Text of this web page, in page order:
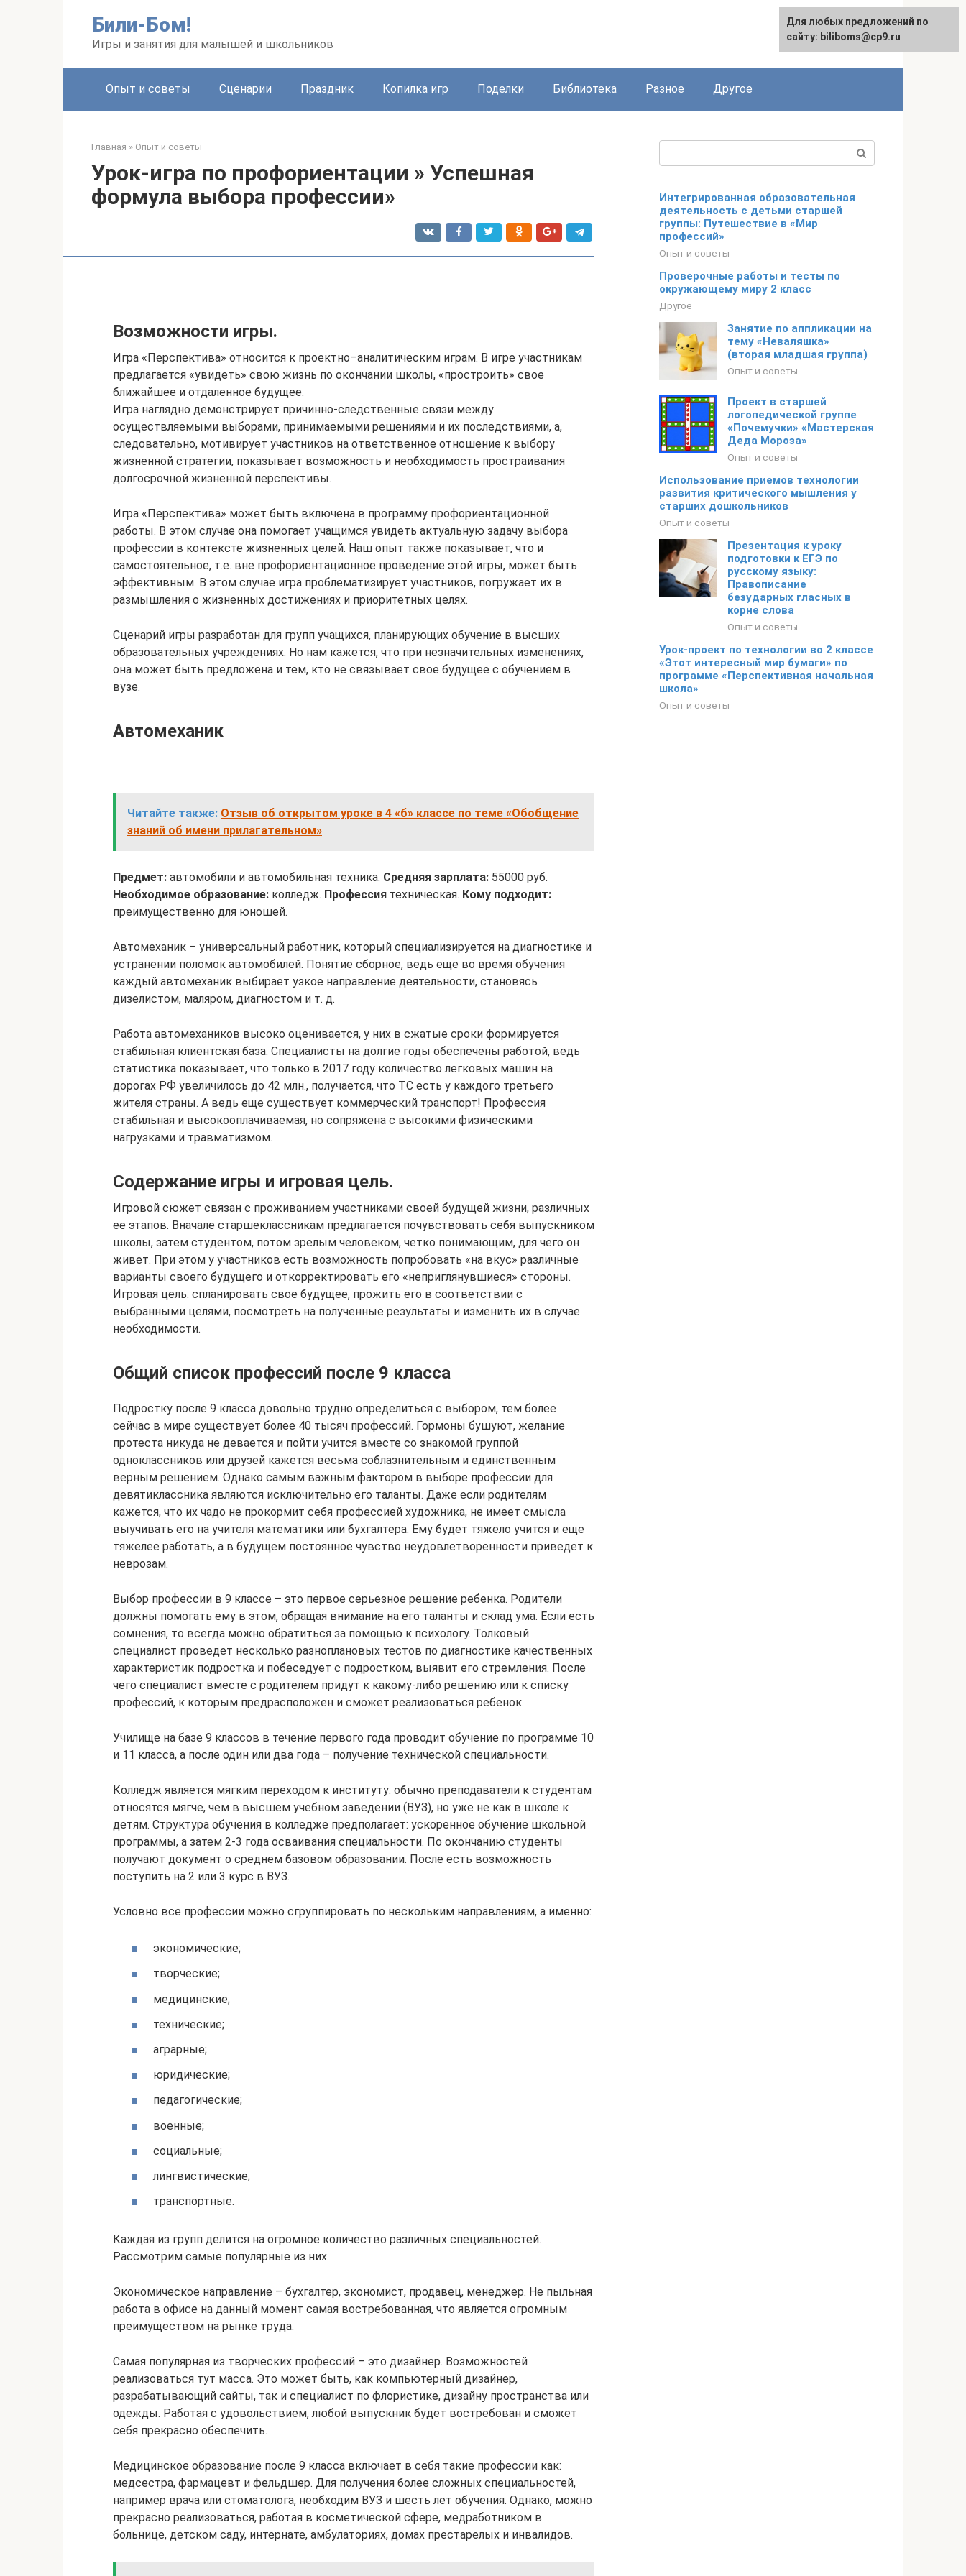
Били-Бом!
Игры и занятия для малышей и школьников
Опыт и советы Сценарии Праздник Копилка игр Поделки Библиотека Разное Другое
Главная » Опыт и советы
Урок-игра по профориентации » Успешная
формула выбора профессии»
Возможности игры.
Игра «Перспектива» относится к проектно–аналитическим играм. В игре участникам
предлагается «увидеть» свою жизнь по окончании школы, «простроить» свое
ближайшее и отдаленное будущее.
Игра наглядно демонстрирует причинно-следственные связи между
осуществляемыми выборами, принимаемыми решениями и их последствиями, а,
следовательно, мотивирует участников на ответственное отношение к выбору
жизненной стратегии, показывает возможность и необходимость простраивания
долгосрочной жизненной перспективы.
Игра «Перспектива» может быть включена в программу профориентационной
работы. В этом случае она помогает учащимся увидеть актуальную задачу выбора
профессии в контексте жизненных целей. Наш опыт также показывает, что и
самостоятельное, т.е. вне профориентационное проведение этой игры, может быть
эффективным. В этом случае игра проблематизирует участников, погружает их в
размышления о жизненных достижениях и приоритетных целях.
Сценарий игры разработан для групп учащихся, планирующих обучение в высших
образовательных учреждениях. Но нам кажется, что при незначительных изменениях,
она может быть предложена и тем, кто не связывает свое будущее с обучением в
вузе.
Автомеханик
Читайте также: Отзыв об открытом уроке в 4 «б» классе по теме «Обобщение
знаний об имени прилагательном»
Предмет: автомобили и автомобильная техника. Средняя зарплата: 55000 руб.
Необходимое образование: колледж. Профессия техническая. Кому подходит:
преимущественно для юношей.
Автомеханик – универсальный работник, который специализируется на диагностике и
устранении поломок автомобилей. Понятие сборное, ведь еще во время обучения
каждый автомеханик выбирает узкое направление деятельности, становясь
дизелистом, маляром, диагностом и т. д.
Работа автомехаников высоко оценивается, у них в сжатые сроки формируется
стабильная клиентская база. Специалисты на долгие годы обеспечены работой, ведь
статистика показывает, что только в 2017 году количество легковых машин на
дорогах РФ увеличилось до 42 млн., получается, что ТС есть у каждого третьего
жителя страны. А ведь еще существует коммерческий транспорт! Профессия
стабильная и высокооплачиваемая, но сопряжена с высокими физическими
нагрузками и травматизмом.
Содержание игры и игровая цель.
Игровой сюжет связан с проживанием участниками своей будущей жизни, различных
ее этапов. Вначале старшеклассникам предлагается почувствовать себя выпускником
школы, затем студентом, потом зрелым человеком, четко понимающим, для чего он
живет. При этом у участников есть возможность попробовать «на вкус» различные
варианты своего будущего и откорректировать его «неприглянувшиеся» стороны.
Игровая цель: спланировать свое будущее, прожить его в соответствии с
выбранными целями, посмотреть на полученные результаты и изменить их в случае
необходимости.
Общий список профессий после 9 класса
Подростку после 9 класса довольно трудно определиться с выбором, тем более
сейчас в мире существует более 40 тысяч профессий. Гормоны бушуют, желание
протеста никуда не девается и пойти учится вместе со знакомой группой
одноклассников или друзей кажется весьма соблазнительным и единственным
верным решением. Однако самым важным фактором в выборе профессии для
девятиклассника являются исключительно его таланты. Даже если родителям
кажется, что их чадо не прокормит себя профессией художника, не имеет смысла
выучивать его на учителя математики или бухгалтера. Ему будет тяжело учится и еще
тяжелее работать, а в будущем постоянное чувство неудовлетворенности приведет к
неврозам.
Выбор профессии в 9 классе – это первое серьезное решение ребенка. Родители
должны помогать ему в этом, обращая внимание на его таланты и склад ума. Если есть
сомнения, то всегда можно обратиться за помощью к психологу. Толковый
специалист проведет несколько разноплановых тестов по диагностике качественных
характеристик подростка и побеседует с подростком, выявит его стремления. После
чего специалист вместе с родителем придут к какому-либо решению или к списку
профессий, к которым предрасположен и сможет реализоваться ребенок.
Училище на базе 9 классов в течение первого года проводит обучение по программе 10
и 11 класса, а после один или два года – получение технической специальности.
Колледж является мягким переходом к институту: обычно преподаватели к студентам
относятся мягче, чем в высшем учебном заведении (ВУЗ), но уже не как в школе к
детям. Структура обучения в колледже предполагает: ускоренное обучение школьной
программы, а затем 2-3 года осваивания специальности. По окончанию студенты
получают документ о среднем базовом образовании. После есть возможность
поступить на 2 или 3 курс в ВУЗ.
Условно все профессии можно сгруппировать по нескольким направлениям, а именно:
экономические;
творческие;
медицинские;
технические;
аграрные;
юридические;
педагогические;
военные;
социальные;
лингвистические;
транспортные.
Каждая из групп делится на огромное количество различных специальностей.
Рассмотрим самые популярные из них.
Экономическое направление – бухгалтер, экономист, продавец, менеджер. Не пыльная
работа в офисе на данный момент самая востребованная, что является огромным
преимуществом на рынке труда.
Самая популярная из творческих профессий – это дизайнер. Возможностей
реализоваться тут масса. Это может быть, как компьютерный дизайнер,
разрабатывающий сайты, так и специалист по флористике, дизайну пространства или
одежды. Работая с удовольствием, любой выпускник будет востребован и сможет
себя прекрасно обеспечить.
Медицинское образование после 9 класса включает в себя такие профессии как:
медсестра, фармацевт и фельдшер. Для получения более сложных специальностей,
например врача или стоматолога, необходим ВУЗ и шесть лет обучения. Однако, можно
прекрасно реализоваться, работая в косметической сфере, медработником в
больнице, детском саду, интернате, амбулаториях, домах престарелых и инвалидов.
Интегрированная образовательная
деятельность с детьми старшей
группы: Путешествие в «Мир
профессий»
Опыт и советы
Проверочные работы и тесты по
окружающему миру 2 класс
Другое
Занятие по аппликации на
тему «Неваляшка»
(вторая младшая группа)
Опыт и советы
Проект в старшей
логопедической группе
«Почемучки» «Мастерская
Деда Мороза»
Опыт и советы
Использование приемов технологии
развития критического мышления у
старших дошкольников
Опыт и советы
Презентация к уроку
подготовки к ЕГЭ по
русскому языку:
Правописание
безударных гласных в
корне слова
Опыт и советы
Урок-проект по технологии во 2 классе
«Этот интересный мир бумаги» по
программе «Перспективная начальная
школа»
Опыт и советы
Для любых предложений по
сайту: biliboms@cp9.ru